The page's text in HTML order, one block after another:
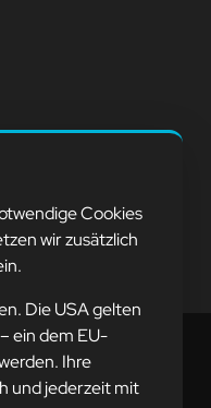
Cookies
wir zusätzlich
Die USA gelten
ein dem EU-
Ihre
und jederzeit mit